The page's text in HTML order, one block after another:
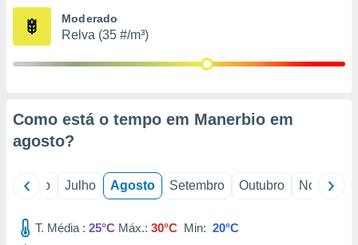
estudos
1199
Moderado
Relva (35 #/m³)
Como está o tempo em Manerbio em
agosto?
Junho Julho Agosto Setembro Outubro Novembro
T. Média : 25°C Máx.: 30°C Min: 20°C